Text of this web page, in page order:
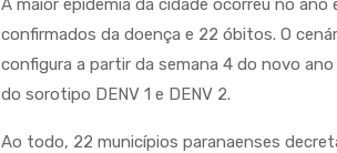
confirmados da doença e 22 óbitos. O
configura a partir da semana 4 do novo
do sorotipo DENV 1 e DENV 2.
Ao todo, 22 municípios paranaenses